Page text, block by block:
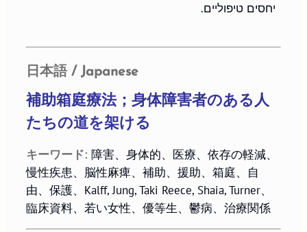
יחסים טיפוליים.
日本語 / Japanese
補助箱庭療法；身体障害者のある人
たちの道を架ける
キーワード: 障害、身体的、医療、依存の軽減、
慢性疾患、脳性麻痺、補助、援助、箱庭、自
由、保護、Kalff, Jung, Taki Reece, Shaia, Turner、
臨床資料、若い女性、優等生、鬱病、治療関係